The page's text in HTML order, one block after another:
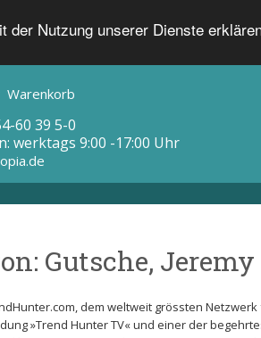
Nutzung unserer Dienste
Warenkorb
60 39 5-0
werktags 9:00 -17:00 Uhr
Gutsche, Jeremy
dem weltweit grössten
»Trend Hunter TV« und einer der